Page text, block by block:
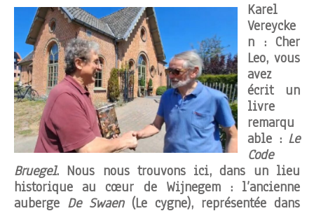
Karel
Vereycke
n : Cher
Leo, vous
avez
écrit un
livre
remarqu
able : Le
Code
Bruegel. Nous nous trouvons ici, dans un lieu
historique au cœur de Wijnegem : l’ancienne
auberge De Swaen(Le cygne), représentée dans